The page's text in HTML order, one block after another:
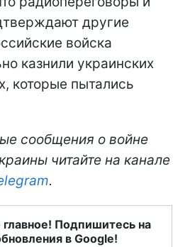
другие
войска
казнили украинских
которые пытались
сообщения о войне
читайте на канале
.
главное! Подпишитесь на
в Google!